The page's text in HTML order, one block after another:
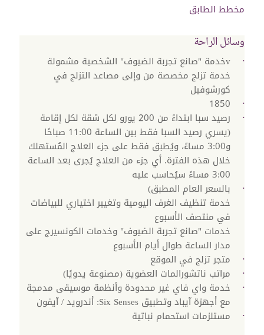
مخطط الطابق
وسائل الراحة
vخدمة "صانع تجربة الضيوف" الشخصية مشمولة
خدمة تزلج مخصصة من وإلى مصاعد التزلج في
كورشوفيل
1850
رصيد سبا ابتداءً من 200 يورو لكل شقة لكل إقامة
(يسري رصيد السبا فقط بين الساعة 11:00 صباحًا
و3:00 مساءً، ويُطبق فقط على جزء العلاج المُستهلك
خلال هذه الفترة. أي جزء من العلاج يُجرى بعد الساعة
3:00 مساءً سيُحاسب عليه
بالسعر العام المطبق)
خدمة تنظيف الغرف اليومية وتغيير اختياري للبياضات
في منتصف الأسبوع
خدمات "صانع تجربة الضيوف" وخدمات الكونسيرج على
مدار الساعة طوال أيام الأسبوع
متجر تزلج في الموقع
مراتب ناتشورالمات العضوية (مصنوعة يدويًا)
خدمة واي فاي غير محدودة وأنظمة موسيقى مدمجة
مع أجهزة آيباد وتطبيق Six Senses: أندرويد / آيفون
مستلزمات استحمام نباتية